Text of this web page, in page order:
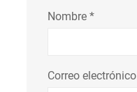
Nombre *
Correo electrónico